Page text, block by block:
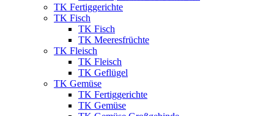
TK Fertiggerichte
TK Fisch
TK Fisch
TK Meeresfrüchte
TK Fleisch
TK Fleisch
TK Geflügel
TK Gemüse
TK Fertiggerichte
TK Gemüse